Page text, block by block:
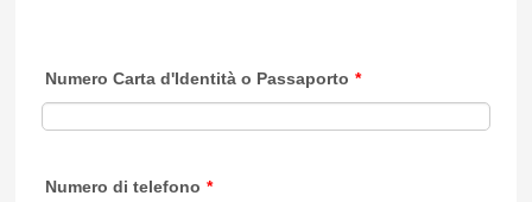
Numero Carta d'Identità o Passaporto *
Numero di telefono *